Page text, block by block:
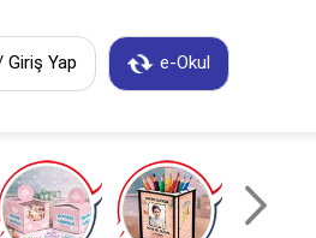
e-Okul
Giriş Yap